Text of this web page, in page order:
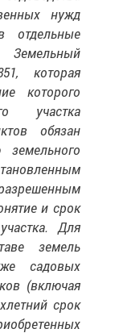
нужд
Земельный
которая
которого
участка
обязан
и срок
Для
земель
садовых
(включая
срок